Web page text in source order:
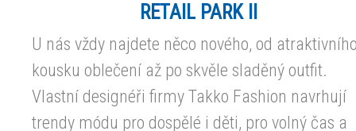
RETAIL PARK II
U nás vždy najdete něco nového, od
kousku oblečení až po skvěle sladěný outfit.
Vlastní designéři firmy Takko Fashion navrhují
trendy módu pro dospělé i děti, pro volný čas a